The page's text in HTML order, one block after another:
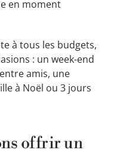
en moment
à tous les budgets,
: un week-end
amis, une
à Noël ou 3 jours
offrir un